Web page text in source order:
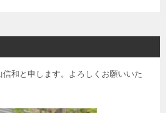
和と申します。よろしくお願いいた